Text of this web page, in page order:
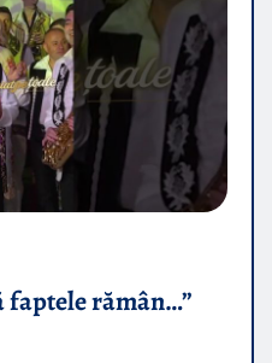
faptele rămân…”